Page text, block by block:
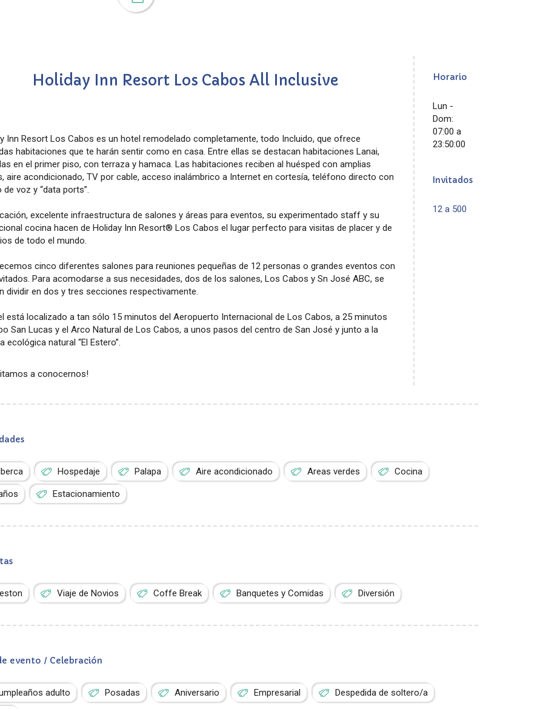
Holiday Inn Resort Los Cabos All Inclusive
Inn Resort Los Cabos es un hotel remodelado completamente, todo Incluido, que ofrece
habitaciones que te harán sentir como en casa. Entre ellas se destacan habitaciones Lanai,
en el primer piso, con terraza y hamaca. Las habitaciones reciben al huésped con amplias
aire acondicionado, TV por cable, acceso inalámbrico a Internet en cortesía, teléfono directo con
de voz y “data ports”.
excelente infraestructura de salones y áreas para eventos, su experimentado staff y su
cocina hacen de Holiday Inn Resort® Los Cabos el lugar perfecto para visitas de placer y de
de todo el mundo.
cinco diferentes salones para reuniones pequeñas de 12 personas o grandes eventos con
Para acomodarse a sus necesidades, dos de los salones, Los Cabos y Sn José ABC, se
dividir en dos y tres secciones respectivamente.
está localizado a tan sólo 15 minutos del Aeropuerto Internacional de Los Cabos, a 25 minutos
San Lucas y el Arco Natural de Los Cabos, a unos pasos del centro de San José y junto a la
ecológica natural “El Estero”.
a conocernos!
Horario
Lun -
Dom:
07:00 a
23:50:00
Invitados
12 a 500
Hospedaje Palapa Aire acondicionado Areas verdes Cocina
Estacionamiento
Viaje de Novios Coffe Break Banquetes y Comidas Diversión
evento / Celebración
adulto Posadas Aniversario Empresarial Despedida de soltero/a